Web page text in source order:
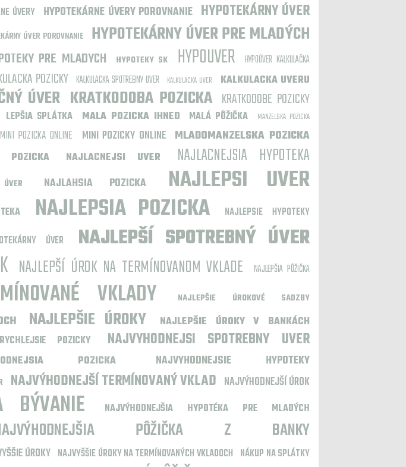
ÚVERY HYPOTEKÁRNE ÚVERY POROVNANIE HYPOTEKÁRNY ÚVER
ÚVER POROVNANIE HYPOTEKÁRNY ÚVER PRE MLADÝCH
PRE MLADYCH HYPOTEKY SK HYPOUVER HYPOÚVER KALKULAČKA
POZICKY KALKULACKA SPOTREBNY UVER KALKULACKA UVER KALKULACKA UVERU
ÚVER KRATKODOBA POZICKA KRATKODOBE POZICKY
LEPŠIA SPLÁTKA MALA POZICKA IHNED MALÁ PÔŽIČKA MANZELSKA POZICKA
MINI POZICKA ONLINE MINI POZICKY ONLINE MLADOMANZELSKA POZICKA
POZICKA NAJLACNEJSI UVER NAJLACNEJSIA HYPOTEKA
NAJLAHSIA POZICKA NAJLEPSI UVER
NAJLEPSIA POZICKA
NAJLEPSIE HYPOTEKY
ÚVER NAJLEPŠÍ SPOTREBNÝ ÚVER
NAJLEPŠÍ ÚROK NA TERMÍNOVANOM VKLADE NAJLEPŠIA PÔŽIČKA
VKLADY NAJLEPŠIE ÚROKOVÉ SADZBY
NAJLEPŠIE ÚROKY
NAJLEPŠIE ÚROKY V BANKÁCH
POZICKY NAJVYHODNEJSI SPOTREBNY UVER
POZICKA NAJVYHODNEJSIE HYPOTEKY
NAJVÝHODNEJŠÍ TERMÍNOVANÝ VKLAD NAJVÝHODNEJŠÍ ÚROK
BÝVANIE NAJVÝHODNEJŠIA HYPOTÉKA PRE MLADÝCH
PÔŽIČKA Z BANKY
ÚROKY NAJVYŠŠIE ÚROKY NA TERMÍNOVANÝCH VKLADOCH NÁKUP NA SPLÁTKY